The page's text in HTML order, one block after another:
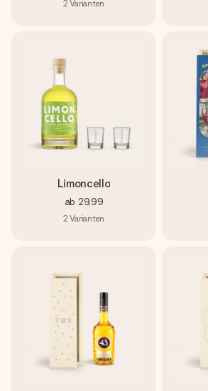
2 Varianten
Limoncello
ab 29,99
2 Varianten